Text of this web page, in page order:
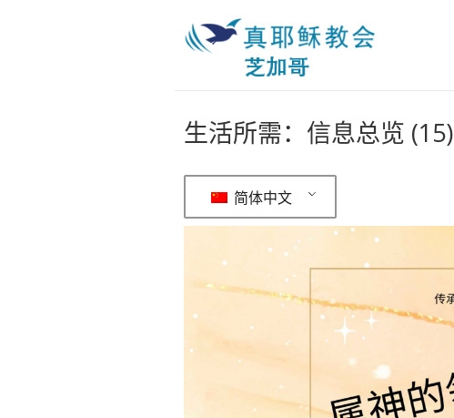
生活所需：信息总览 (15)
简体中文